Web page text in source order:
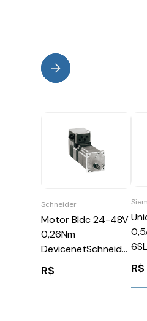
Schneider
Motor Bldc 24-48V
0,26Nm
DevicenetSchneider
ILE2D661PC1A0
R$ R$